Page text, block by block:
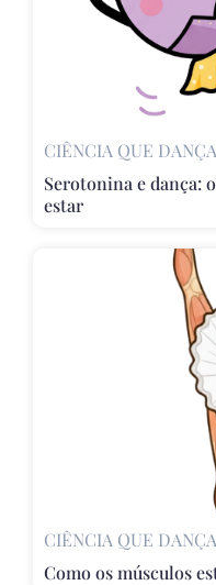
CIÊNCIA QUE DANÇA
Serotonina e dança:
estar
CIÊNCIA QUE DANÇA
Como os músculos